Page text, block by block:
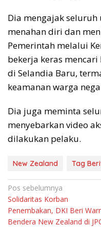
Dia mengajak
menahan diri dan
Pemerintah melalui
bekerja keras
di Selandia Baru,
keamanan warga
Dia juga meminta
menyebarkan video
dilakukan pelaku.
New Zealand Tag
Navigasi
pos
Pos sebelumnya
Solidaritas Korban
Penembakan, DKI Beri
Bendera New Zealand di